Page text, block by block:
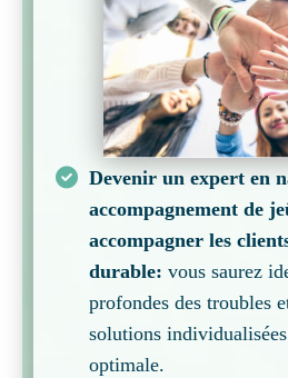
Devenir un expert en
accompagnement de
accompagner les
durable: vous saurez
profondes des troubles
solutions
optimale.